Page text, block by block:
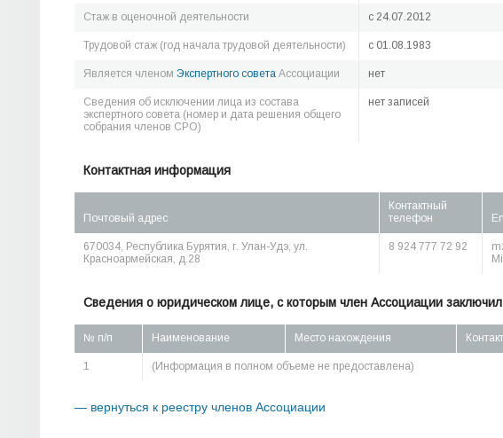
Стаж в оценочной деятельности c 24.07.2012
Трудовой стаж (год начала трудовой деятельности) c 01.08.1983
Является членом Экспертного совета Ассоциации нет
Сведения об исключении лица из состава
экспертного совета (номер и дата решения общего
собрания членов СРО)
нет записей
Контактная информация
Почтовый адрес
Контактный
телефон
670034, Республика Бурятия, г. Улан-Удэ, ул.
Красноармейская, д.28
8 924 777 72 92
Сведения о юридическом лице, с которым член Ассоциации
№ п/п Наименование Место нахождения
1 (Информация в полном объеме не предоставлена)
— вернуться к реестру членов Ассоциации